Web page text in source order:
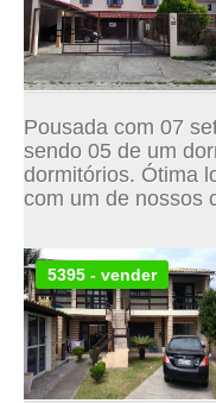
Pousada com 07
sendo 05 de um
dormitórios. Ótima
com um de nossos
5395 - vender